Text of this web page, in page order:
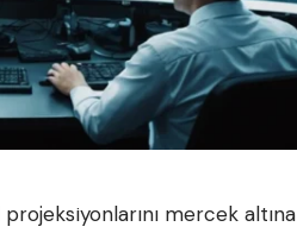
mercek altına